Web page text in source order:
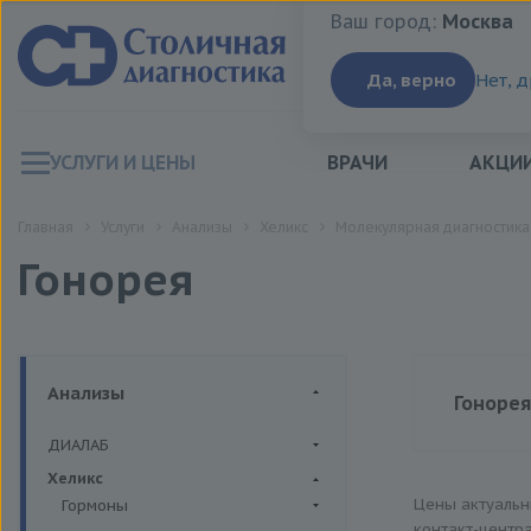
Ваш город:Москва
Ваш город: Москва
Да, верно Нет,
УСЛУГИ И ЦЕНЫ ВРАЧИ
Гонорея
Анализы
ДИАЛАБ
Биохимия крови
Хеликс
Гормоны
Цены